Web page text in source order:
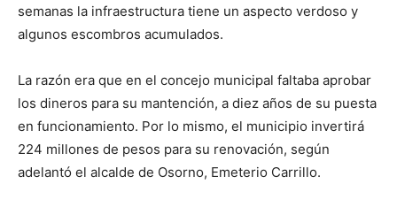
semanas la infraestructura tiene un aspecto verdoso y
algunos escombros acumulados.
La razón era que en el concejo municipal faltaba aprobar
los dineros para su mantención, a diez años de su puesta
en funcionamiento. Por lo mismo, el municipio invertirá
224 millones de pesos para su renovación, según
adelantó el alcalde de Osorno, Emeterio Carrillo.